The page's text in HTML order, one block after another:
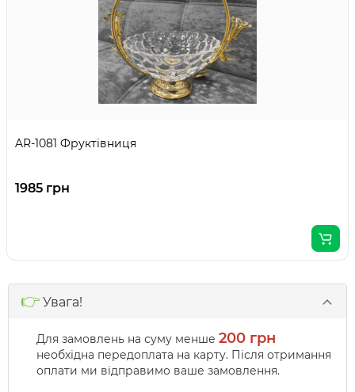
AR-1081 Фруктівниця
1985 грн
👉 Увага!
Для замовлень на суму менше 200 грн
необхідна передоплата на карту. Після отримання
оплати ми відправимо ваше замовлення.